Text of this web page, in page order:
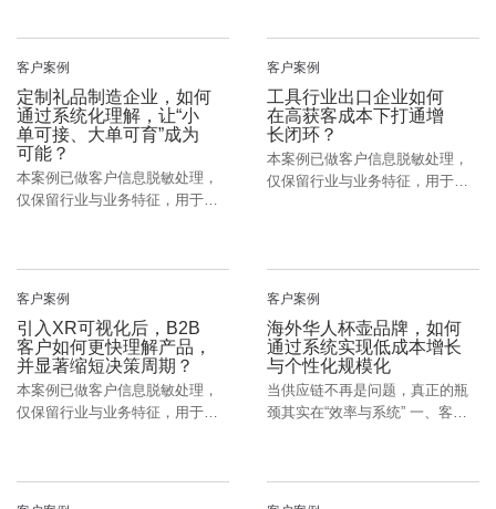
客户案例
定制礼品制造企业，如何
通过系统化理解，让“小
单可接、大单可育”成为
可能？
本案例已做客户信息脱敏处理，
仅保留行业与业务特征，用于经
客户案例
工具行业出口企业如何
在高获客成本下打通增
长闭环？
本案例已做客户信息脱敏处理，
仅保留行业与业务特征，用于经
客户案例
引入XR可视化后，B2B
客户如何更快理解产品，
并显著缩短决策周期？
本案例已做客户信息脱敏处理，
仅保留行业与业务特征，用于经
客户案例
海外华人杯壶品牌，如何
通过系统实现低成本增长
与个性化规模化
当供应链不再是问题，真正的瓶
颈其实在“效率与系统” 一、客户